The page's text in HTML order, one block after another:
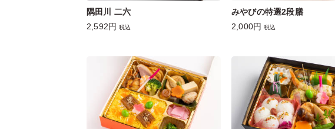
隅田川 二六
2,592円 税込
みやびの特選2段膳
2,000円 税込